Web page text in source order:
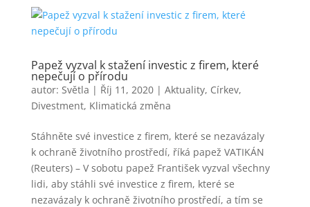
Papež vyzval k stažení investic z firem, které
nepečují o přírodu
autor: Světla | Říj 11, 2020| Aktuality, Církev,
Divestment, Klimatická změna
Stáhněte své investice z firem, které se nezavázaly
k ochraně životního prostředí, říká papež VATIKÁN
(Reuters) – V sobotu papež František vyzval všechny
lidi, aby stáhli své investice z firem, které se
nezavázaly k ochraně životního prostředí, a tím se